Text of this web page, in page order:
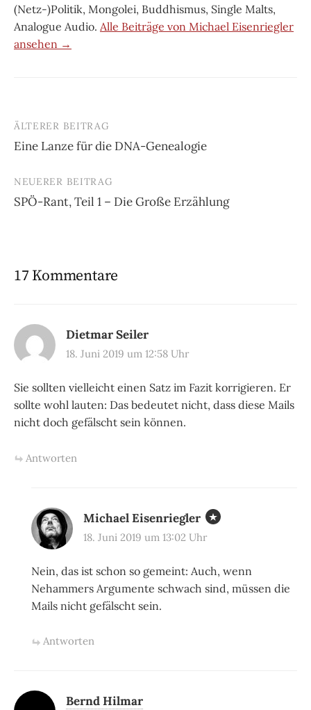
(Netz-)Politik, Mongolei, Buddhismus, Single Malts,
Analogue Audio. Alle Beiträge von Michael Eisenriegler
ansehen →
Beitrags-
Navigation
ÄLTERER BEITRAG
Eine Lanze für die DNA-Genealogie
NEUERER BEITRAG
SPÖ-Rant, Teil 1 – Die Große Erzählung
17 Kommentare
Dietmar Seiler
18. Juni 2019 um 12:58 Uhr
Sie sollten vielleicht einen Satz im Fazit korrigieren. Er
sollte wohl lauten: Das bedeutet nicht, dass diese Mails
nicht doch gefälscht sein können.
Antworten
Michael Eisenriegler
18. Juni 2019 um 13:02 Uhr
Nein, das ist schon so gemeint: Auch, wenn
Nehammers Argumente schwach sind, müssen die
Mails nicht gefälscht sein.
Antworten
Bernd Hilmar